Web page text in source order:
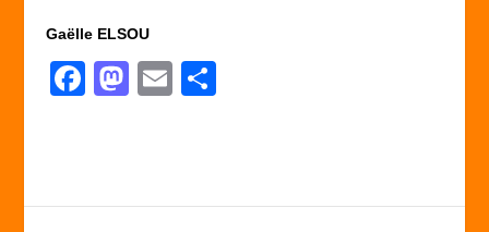
Gaëlle ELSOU
F
b
M
d
E
er